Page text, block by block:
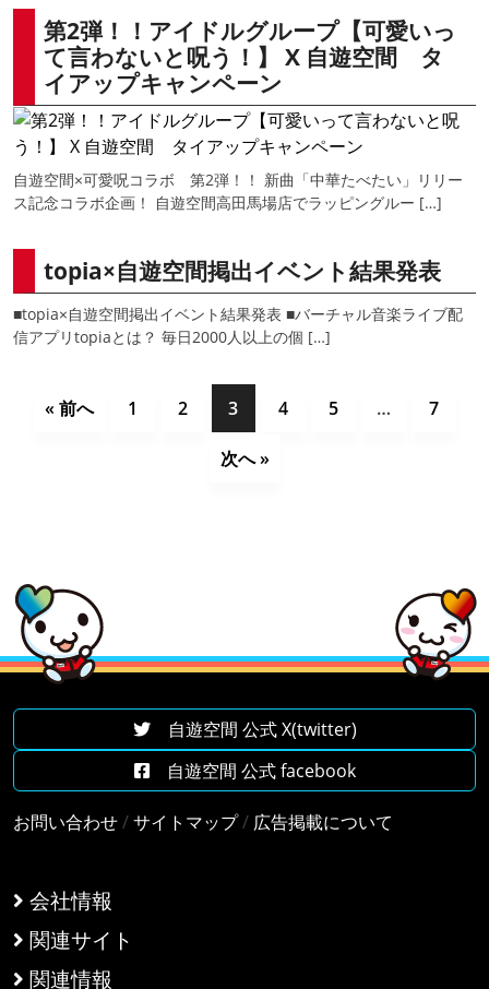
第2弾！！アイドルグループ【可愛いっ
て言わないと呪う！】 X 自遊空間 タ
イアップキャンペーン
自遊空間×可愛呪コラボ 第2弾！！ 新曲「中華たべたい」リリー
ス記念コラボ企画！ 自遊空間高田馬場店でラッピングルー […]
topia×自遊空間掲出イベント結果発表
■topia×自遊空間掲出イベント結果発表 ■バーチャル音楽ライブ配
信アプリtopiaとは？ 毎日2000人以上の個 […]
« 前へ 1 2 3 4 5 … 7
次へ »
会社情報
関連サイト
関連情報
自遊空間 公式 X(twitter)
自遊空間 公式 facebook
お問い合わせ/サイトマップ/広告掲載について